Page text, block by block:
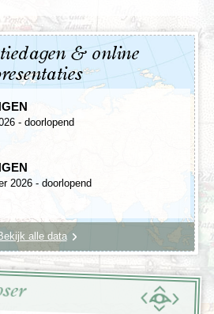
& online
- doorlopend
2026 - doorlopend
alle data